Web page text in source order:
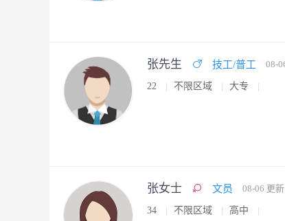
张先生 技工/普工 08-
22 不限区域 大专
张女士 文员 08-06 更新
34 不限区域 高中